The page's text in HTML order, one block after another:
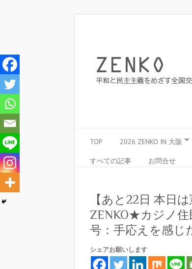
TOP 2026 ZENKO IN 大阪
すべての記事 お問合せ
【あと22日 本日
ZENKO★カジノ
号：手応えを感じ
シェアお願いします